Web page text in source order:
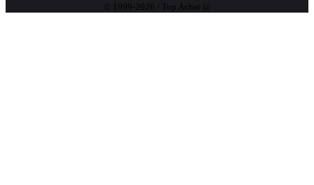
© 1999-2026 / Top Achat @